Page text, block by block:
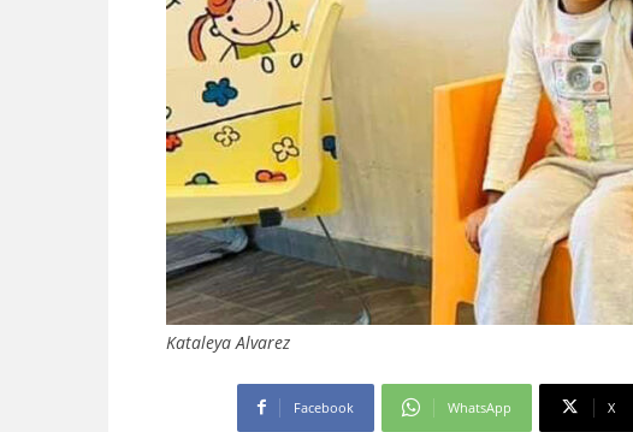
Kataleya Alvarez
Facebook WhatsApp X